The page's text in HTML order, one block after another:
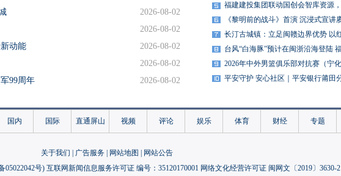
2026-08-02
2026-08-02
2026-08-02
动能
2026-08-02
2026-08-02
99周年
2026-08-02
2026-08-02
2026-08-02
伴”话同源
福建建投集团联动国创会智库资源
《黎明前的战斗》首演 沉浸式宣讲
长汀古城镇：立足闽赣边界优势 以
台风“白海豚”预计在闽浙沿海登陆
2026年中外男篮俱乐部对抗赛（宁
平安守护 安心社区｜平安银行莆田
国内 国际 直通屏山 视频 评论 娱乐 体育 财经 专题
关于我们 广告服务 网站地图
网站公告
05022042号) 互联网新闻信息服务许可证 编号：35120170001 网络文化经营许可证 闽网文〔2019〕3630-